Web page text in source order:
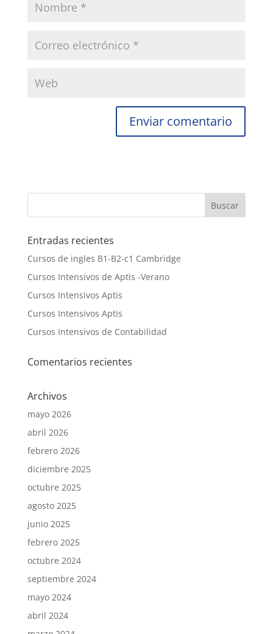
Entradas recientes
Cursos de ingles B1-B2-c1 Cambridge
Cursos Intensivos de Aptis -Verano
Cursos Intensivos Aptis
Cursos Intensivos Aptis
Cursos Intensivos de Contabilidad
Comentarios recientes
Archivos
mayo 2026
abril 2026
febrero 2026
diciembre 2025
octubre 2025
agosto 2025
junio 2025
febrero 2025
octubre 2024
septiembre 2024
mayo 2024
abril 2024